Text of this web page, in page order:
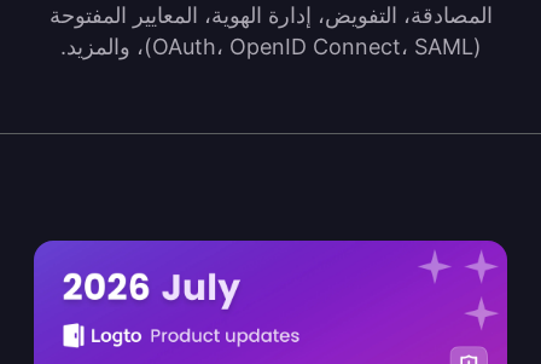
المصادقة، التفويض، إدارة الهوية، المعايير المفتوحة
(OAuth، OpenID Connect، SAML)، والمزيد.